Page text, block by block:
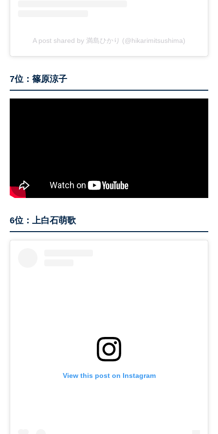
A post shared by 満島ひかり (@hikarimitsushima)
7位：篠原涼子
6位：上白石萌歌
View this post on Instagram